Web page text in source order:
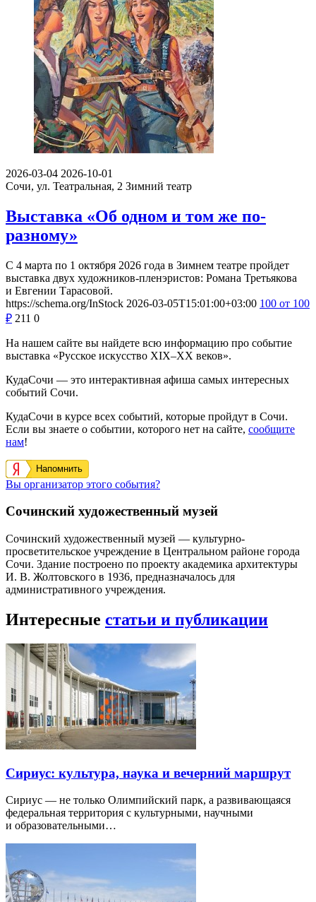
2026-03-04 2026-10-01
Сочи, ул. Театральная, 2 Зимний театр
Выставка «Об одном и том же по-
разному»
С 4 марта по 1 октября 2026 года в Зимнем театре пройдет
выставка двух художников-пленэристов: Романа Третьякова
и Евгении Тарасовой.
https://schema.org/InStock 2026-03-05T15:01:00+03:00 100 от 100
₽ 211 0
На нашем сайте вы найдете всю информацию про событие
выставка «Русское искусство XIX–XX веков».
КудаСочи — это интерактивная афиша самых интересных
событий Сочи.
КудаСочи в курсе всех событий, которые пройдут в Сочи.
Если вы знаете о событии, которого нет на сайте, сообщите
нам!
Напомнить
Вы организатор этого события?
Сочинский художественный музей
Сочинский художественный музей — культурно-
просветительское учреждение в Центральном районе города
Сочи. Здание построено по проекту академика архитектуры
И. В. Жолтовского в 1936, предназначалось для
административного учреждения.
Интересные статьи и публикации
Сириус: культура, наука и вечерний маршрут
Сириус — не только Олимпийский парк, а развивающаяся
федеральная территория с культурными, научными
и образовательными…